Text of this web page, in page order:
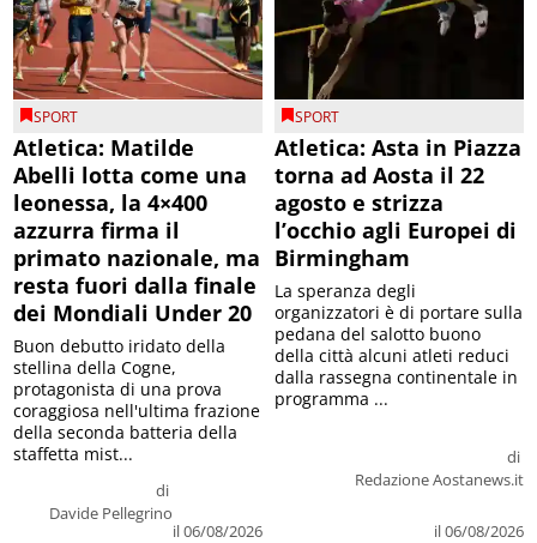
SPORT
Atletica: Matilde
Abelli lotta come una
leonessa, la 4×400
azzurra firma il
primato nazionale, ma
resta fuori dalla finale
dei Mondiali Under 20
di
Davide Pellegrino
il 06/08/2026
Buon debutto iridato della
stellina della Cogne,
protagonista di una prova
coraggiosa nell'ultima frazione
della seconda batteria della
staffetta mist...
SPORT
Atletica: Asta in Piazza
torna ad Aosta il 22
agosto e strizza
l’occhio agli Europei di
Birmingham
di
Redazione Aostanews.it
il 06/08/2026
La speranza degli
organizzatori è di portare sulla
pedana del salotto buono
della città alcuni atleti reduci
dalla rassegna continentale in
programma ...